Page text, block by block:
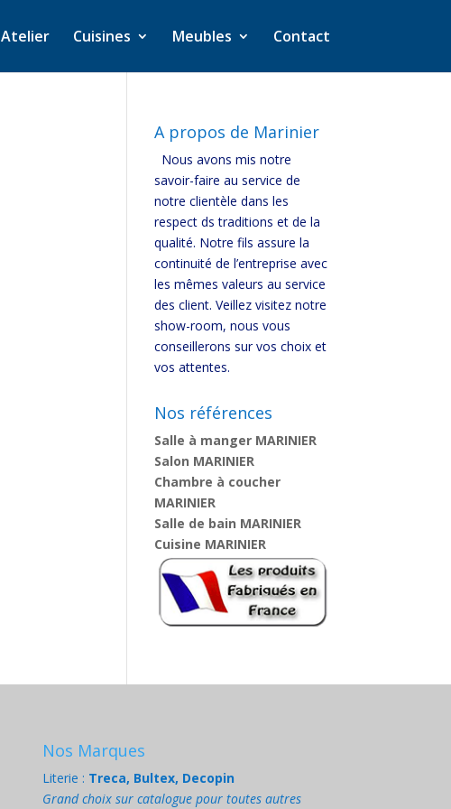
Atelier Cuisines Meubles Contact
A propos de Marinier
Nous avons mis notre
savoir-faire au service de
notre clientèle dans les
respect ds traditions et de la
qualité. Notre fils assure la
continuité de l’entreprise avec
les mêmes valeurs au service
des client. Veillez visitez notre
show-room, nous vous
conseillerons sur vos choix et
vos attentes.
Nos références
Salle à manger MARINIER
Salon MARINIER
Chambre à coucher
MARINIER
Salle de bain MARINIER
Cuisine MARINIER
Nos Marques
Literie : Treca, Bultex, Decopin
Grand choix sur catalogue pour toutes autres